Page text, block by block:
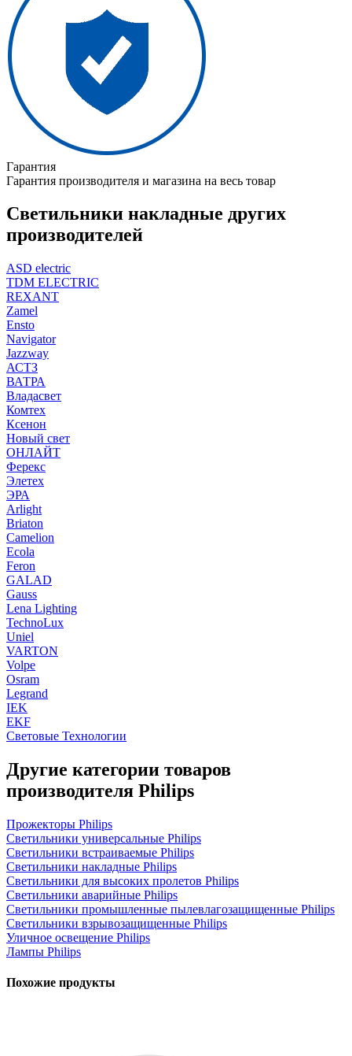
Гарантия
Гарантия производителя и магазина на весь товар
Светильники накладные других
производителей
ASD electric
TDM ELECTRIC
REXANT
Zamel
Ensto
Navigator
Jazzway
АСТЗ
ВАТРА
Владасвет
Комтех
Ксенон
Новый свет
ОНЛАЙТ
Ферекс
Элетех
ЭРА
Arlight
Briaton
Camelion
Ecola
Feron
GALAD
Gauss
Lena Lighting
TechnoLux
Uniel
VARTON
Volpe
Osram
Legrand
IEK
EKF
Световые Технологии
Другие категории товаров
производителя Philips
Прожекторы Philips
Светильники универсальные Philips
Светильники встраиваемые Philips
Светильники накладные Philips
Светильники для высоких пролетов Philips
Светильники аварийные Philips
Светильники промышленные пылевлагозащищенные Philips
Светильники взрывозащищенные Philips
Уличное освещение Philips
Лампы Philips
Похожие продукты